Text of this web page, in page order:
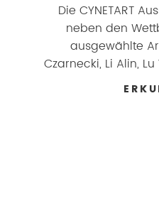
Die CYNETART
neben den
ausgewählte
Czarnecki, Li Alin,